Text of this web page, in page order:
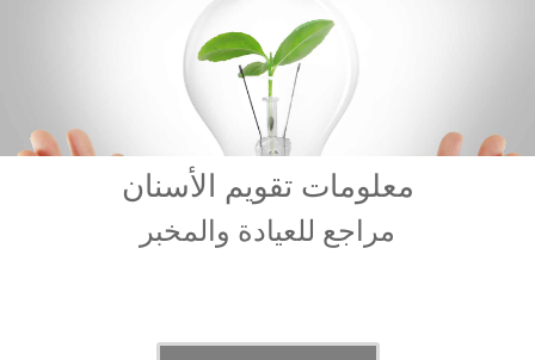
معلومات تقويم الأسنان
مراجع للعيادة والمخبر